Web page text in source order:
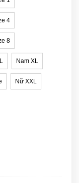
4
8
Nam XL
Nữ XXL